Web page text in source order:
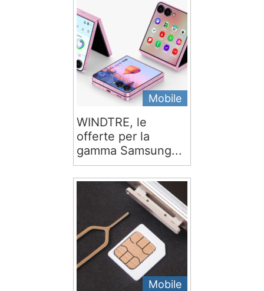
Mobile
WINDTRE, le
offerte per la
gamma Samsung...
Mobile